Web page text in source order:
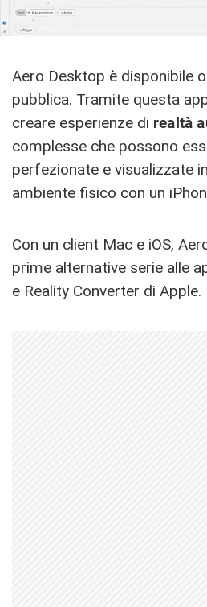
Aero Desktop è disponibile
pubblica. Tramite questa
creare esperienze di realtà
complesse che possono
perfezionate e visualizzate
ambiente fisico con un
Con un client Mac e iOS,
prime alternative serie alle
e Reality Converter di Apple.